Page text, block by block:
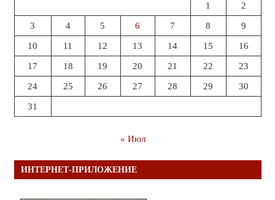
1 2
3 4 5 6 7 8 9
10 11 12 13 14 15 16
17 18 19 20 21 22 23
24 25 26 27 28 29 30
31
« Июл
ИНТЕРНЕТ-ПРИЛОЖЕНИЕ